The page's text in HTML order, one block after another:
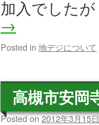
加入でした
→
Posted in 地デジについて
高槻市安岡
Posted on2012年3月15日